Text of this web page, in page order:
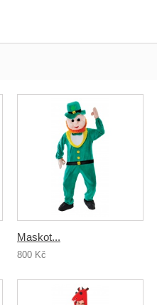
Maskot...
800 Kč